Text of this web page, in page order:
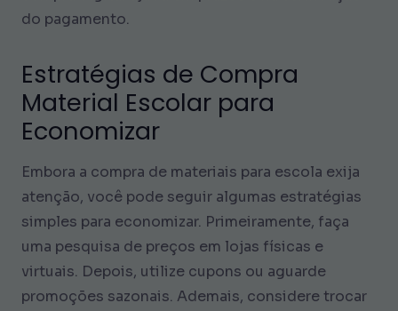
do pagamento.
Estratégias de Compra
Material Escolar para
Economizar
Embora a compra de materiais para escola exija
atenção, você pode seguir algumas estratégias
simples para economizar. Primeiramente, faça
uma pesquisa de preços em lojas físicas e
virtuais. Depois, utilize cupons ou aguarde
promoções sazonais. Ademais, considere trocar